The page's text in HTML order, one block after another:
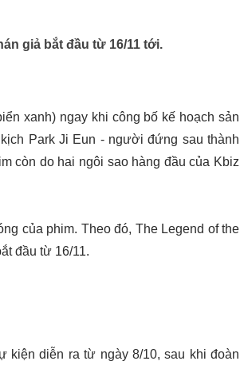
giả bắt đầu từ 16/11 tới.
xanh) ngay khi công bố kế hoạch sản
Park Ji Eun - người đứng sau thành
còn do hai ngôi sao hàng đầu của Kbiz
của phim. Theo đó, The Legend of the
đầu từ 16/11.
diễn ra từ ngày 8/10, sau khi đoàn